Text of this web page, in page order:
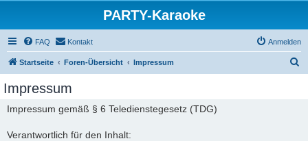
PARTY-Karaoke
FAQ Kontakt Anmelden
Startseite Foren-Übersicht Impressum
Impressum
Impressum gemäß § 6 Teledienstegesetz (TDG)
Verantwortlich für den Inhalt: